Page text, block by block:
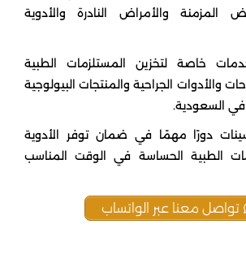
المزمنة والأمراض النادرة والأدوية
خاصة لتخزين المستلزمات الطبية
والأدوات الجراحية والمنتجات البيولوجية
السعودية.
دورًا مهمًا في ضمان توفر الأدوية
الطبية الحساسة في الوقت المناسب
تواصل معنا عبر الواتساب